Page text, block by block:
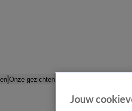
Onze gezichten
Jouw